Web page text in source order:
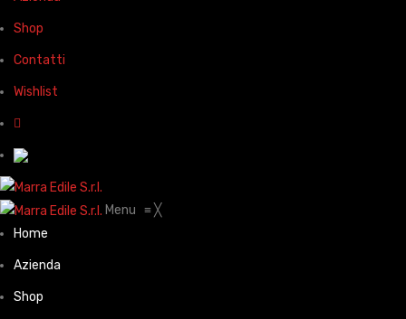
Shop
Contatti
Wishlist
Menu ≡╳
Home
Azienda
Shop